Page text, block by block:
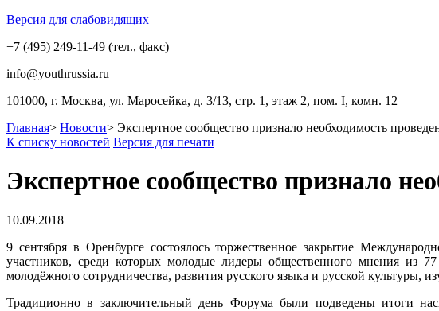
Версия для слабовидящих
+7 (495) 249-11-49 (тел., факс)
info@youthrussia.ru
101000, г. Москва, ул. Маросейка, д. 3/13, стр. 1, этаж 2, пом. I, комн. 12
Главная> Новости> Экспертное сообщество признало необходимость
К списку новостей Версия для печати
Экспертное сообщество признало
10.09.2018
9 сентября в Оренбурге состоялось торжественное закрытие
участников, среди которых молодые лидеры общественного мнения из
молодёжного сотрудничества, развития русского языка и русской культуры,
Традиционно в заключительный день Форума были подведены итоги